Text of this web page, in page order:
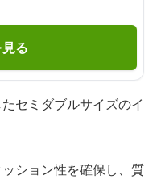
る
セミダブルサイズのイ
ション性を確保し、質